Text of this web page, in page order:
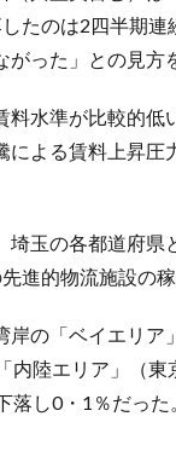
たのは2四半期
った」との見方
料水準が比較的
による賃料上昇
埼玉の各都道府
進的物流施設の稼
岸の「ベイエリ
内陸エリア」（
し0・1％だった